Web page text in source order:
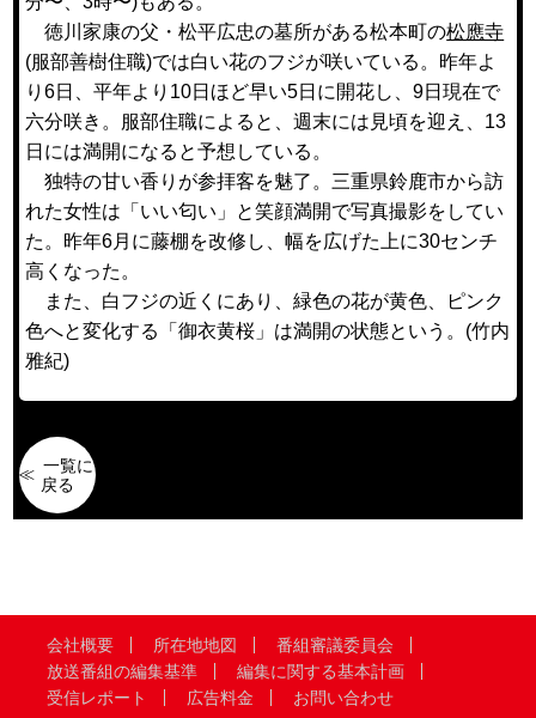
徳川家康の父・松平広忠の墓所がある松本町の松應寺
(服部善樹住職)では白い花のフジが咲いている。昨年よ
り6日、平年より10日ほど早い5日に開花し、9日現在で
六分咲き。服部住職によると、週末には見頃を迎え、13
日には満開になると予想している。
独特の甘い香りが参拝客を魅了。三重県鈴鹿市から訪
れた女性は「いい匂い」と笑顔満開で写真撮影をしてい
た。昨年6月に藤棚を改修し、幅を広げた上に30センチ
高くなった。
また、白フジの近くにあり、緑色の花が黄色、ピンク
色へと変化する「御衣黄桜」は満開の状態という。(竹内
雅紀)
一覧に
戻る
会社概要 所在地地図
番組審議委員会
放送番組の編集基準
編集に関する基本計画
受信レポート
広告料金 お問い合わせ